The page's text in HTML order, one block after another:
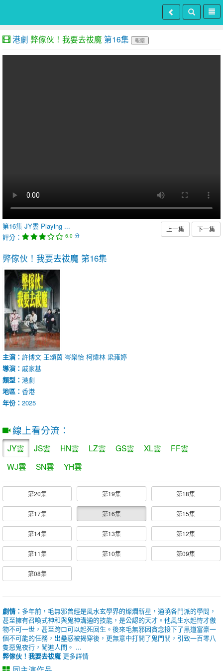
港劇 弊傢伙！我要去祓魔 第16集 報錯
第16集 JY雲 Playing ...
評分：
6.0 分
上一集 下一集
弊傢伙！我要去祓魔 第16集
主演： 許博文 王頌茵 岑樂怡 柯煒林 梁雍婷
導演： 戚家基
類型： 港劇
地區： 香港
年份： 2025
線上看分流：
JY雲 JS雲 HN雲 LZ雲 GS雲 XL雲
FF雲
WJ雲
SN雲 YH雲
第20集 第19集 第18集
第17集 第16集 第15集
第14集 第13集 第12集
第11集 第10集 第09集
第08集
劇情： 多年前，毛無邪曾經是風水玄學界的燦爛新星，通曉各門派的學問，
甚至擁有召喚式神和與鬼神溝通的技能，是公認的天才。他風生水起恃才傲
物不可一世，甚至跨口可以起死回生。後來毛無邪因貪念接下了黑道富豪一
個不可能的任務，出蠱惑被揭穿後，更無意中打開了鬼門關，引致一百零八
隻惡鬼夜行，闖進人間。 ...
弊傢伙！我要去祓魔 更多詳情